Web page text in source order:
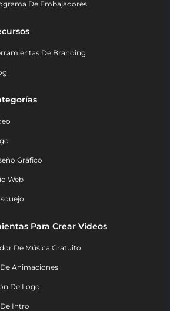
De Embajadores
De Branding
Gráfico
Web
Para Crear Videos
De Música Gratuito
Animaciones
De Logo
Intro